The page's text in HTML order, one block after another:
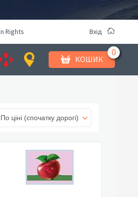
Rights Вхід
КОШИК
По ціні (спочатку дорогі)